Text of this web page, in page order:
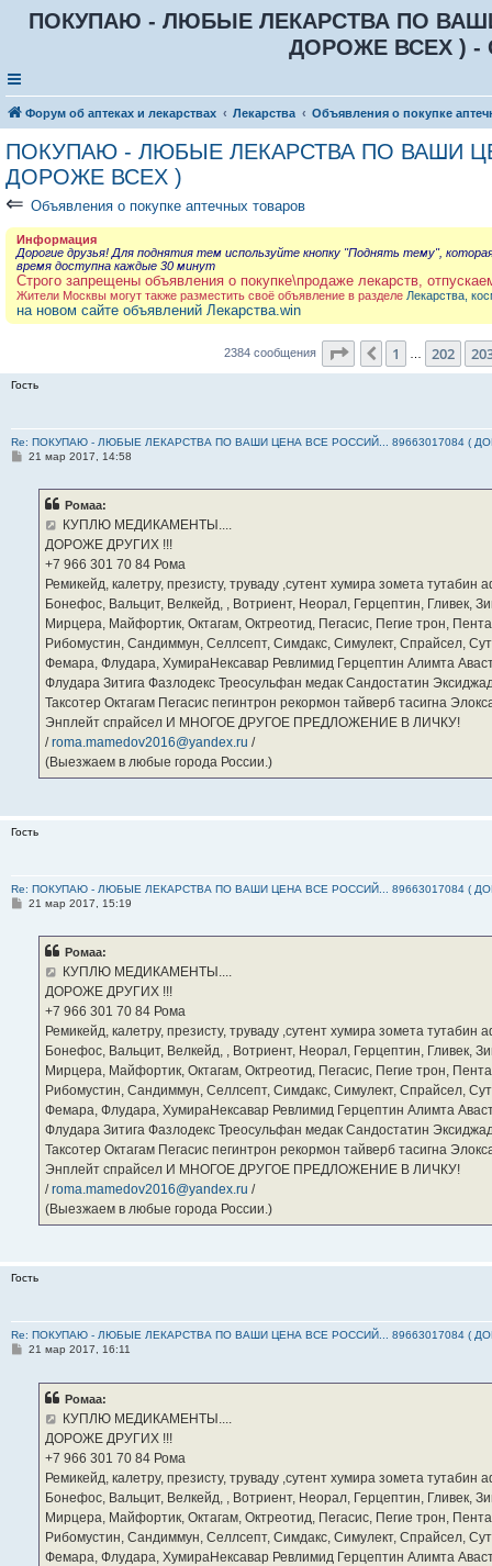
ПОКУПАЮ - ЛЮБЫЕ ЛЕКАРСТВА ПО ВАШИ
ДОРОЖЕ ВСЕХ ) -
Форум об аптеках и лекарствах Лекарства Объявления о покупке
ПОКУПАЮ - ЛЮБЫЕ ЛЕКАРСТВА ПО ВАШИ
ДОРОЖЕ ВСЕХ )
⇐ Объявления о покупке аптечных товаров
Информация
Дорогие друзья! Для поднятия тем используйте кнопку "Поднять тему",
время доступна каждые 30 минут
Строго запрещены объявления о покупке\продаже лекарств,
Жители Москвы могут также разместить своё объявление в разделе Лекарства,
на новом сайте объявлений Лекарства.win
2384 сообщения Страница 204из
Пред.
1 202
Гость
Re: ПОКУПАЮ - ЛЮБЫЕ ЛЕКАРСТВА ПО ВАШИ ЦЕНА ВСЕ РОССИЙ... 89663017084 (
С21 мар 2017, 14:58
Ромаа:
КУПЛЮ МЕДИКАМЕНТЫ....
ДОРОЖЕ ДРУГИХ !!!
‪+7 966 301 70 84‬ Рома
Ремикейд, калетру, презисту, труваду ,сутент хумира зомета
Бонефос, Вальцит, Велкейд, , Вотриент, Неорал, Герцептин, Гливек,
Мирцера, Майфортик, Октагам, Октреотид, Пегасис, Пегие трон,
Рибомустин, Сандиммун, Селлсепт, Симдакс, Симулект, Спрайсел,
Фемара, Флудара, ХумираНексавар Ревлимид Герцептин Алимта
Флудара Зитига Фазлодекс Треосульфан медак Сандостатин
Таксотер Октагам Пегасис пегинтрон рекормон тайверб тасигна
Энплейт спрайсел И МНОГОЕ ДРУГОЕ ПРЕДЛОЖЕНИЕ В ЛИЧКУ!
/roma.mamedov2016@yandex.ru /
(Выезжаем в любые города России.)
Гость
Re: ПОКУПАЮ - ЛЮБЫЕ ЛЕКАРСТВА ПО ВАШИ ЦЕНА ВСЕ РОССИЙ... 89663017084 (
С21 мар 2017, 15:19
Ромаа:
КУПЛЮ МЕДИКАМЕНТЫ....
ДОРОЖЕ ДРУГИХ !!!
‪+7 966 301 70 84‬ Рома
Ремикейд, калетру, презисту, труваду ,сутент хумира зомета
Бонефос, Вальцит, Велкейд, , Вотриент, Неорал, Герцептин, Гливек,
Мирцера, Майфортик, Октагам, Октреотид, Пегасис, Пегие трон,
Рибомустин, Сандиммун, Селлсепт, Симдакс, Симулект, Спрайсел,
Фемара, Флудара, ХумираНексавар Ревлимид Герцептин Алимта
Флудара Зитига Фазлодекс Треосульфан медак Сандостатин
Таксотер Октагам Пегасис пегинтрон рекормон тайверб тасигна
Энплейт спрайсел И МНОГОЕ ДРУГОЕ ПРЕДЛОЖЕНИЕ В ЛИЧКУ!
/roma.mamedov2016@yandex.ru /
(Выезжаем в любые города России.)
Гость
Re: ПОКУПАЮ - ЛЮБЫЕ ЛЕКАРСТВА ПО ВАШИ ЦЕНА ВСЕ РОССИЙ... 89663017084 (
С21 мар 2017, 16:11
Ромаа:
КУПЛЮ МЕДИКАМЕНТЫ....
ДОРОЖЕ ДРУГИХ !!!
‪+7 966 301 70 84‬ Рома
Ремикейд, калетру, презисту, труваду ,сутент хумира зомета
Бонефос, Вальцит, Велкейд, , Вотриент, Неорал, Герцептин, Гливек,
Мирцера, Майфортик, Октагам, Октреотид, Пегасис, Пегие трон,
Рибомустин, Сандиммун, Селлсепт, Симдакс, Симулект, Спрайсел,
Фемара, Флудара, ХумираНексавар Ревлимид Герцептин Алимта